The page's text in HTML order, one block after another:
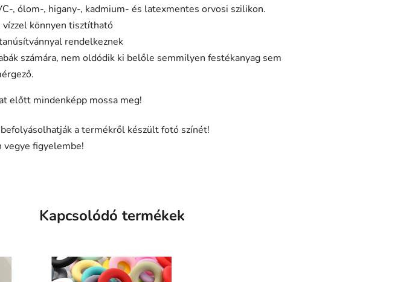
, ólom-, higany-, kadmium- és latexmentes orvosi szilikon.
vízzel könnyen tisztítható
rendelkeznek
számára, nem oldódik ki belőle semmilyen festékanyag sem
előtt mindenképp mossa meg!
a termékről készült fotó színét!
vegye figyelembe!
Kapcsolódó termékek